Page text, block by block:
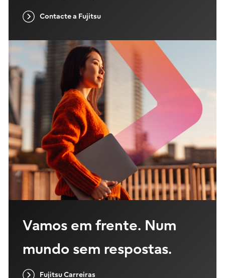
Contacte a Fujitsu
Vamos em frente. Num
mundo sem respostas.
Fujitsu Carreiras